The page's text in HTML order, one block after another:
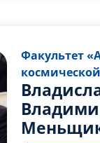
техники и
– начальник КБ
техники и
В настоящее
трудов,
Факультет